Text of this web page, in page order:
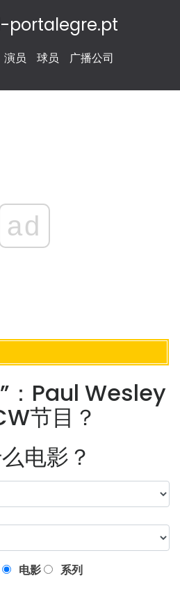
portalegre.pt
演员 球员 广播公司
ad
：Paul Wesley
节目？
电影？
电影 系列